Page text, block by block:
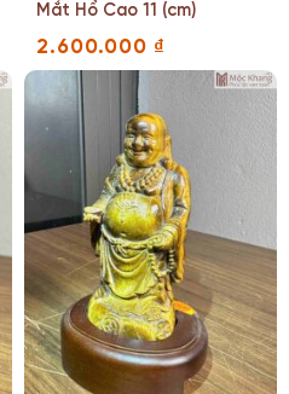
Mắt Hổ Cao 11 (cm)
2.600.000 ₫